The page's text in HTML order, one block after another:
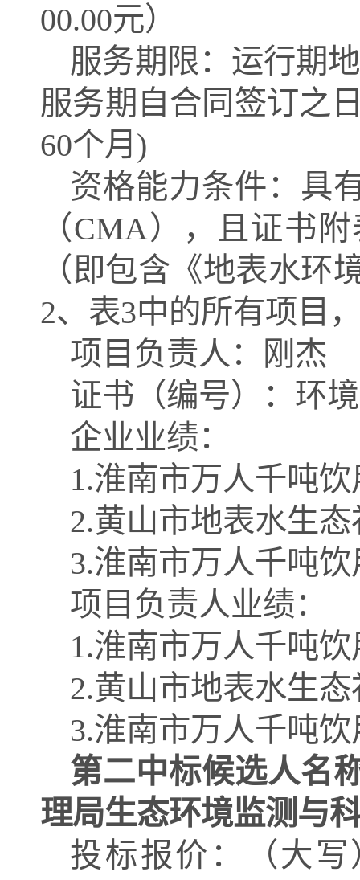
00.00元）
服务期 限 ：运行期
服务期自合同签订之
60个月)
资格能力条件：具
（CMA），且证书
（即包含《地表水环
2、表3中的所有项目
项目负责人：刚杰
证书（编号）： 环
企业业绩：
1.淮南市万人千吨
2.黄山市地表水生
3.淮南市万人千吨
项目负责人业绩：
1.淮南市万人千吨
2.黄山市地表水生
3.淮南市万人千吨
第二中标候选人名
理局生态环境监测与
投标报价：
（大写